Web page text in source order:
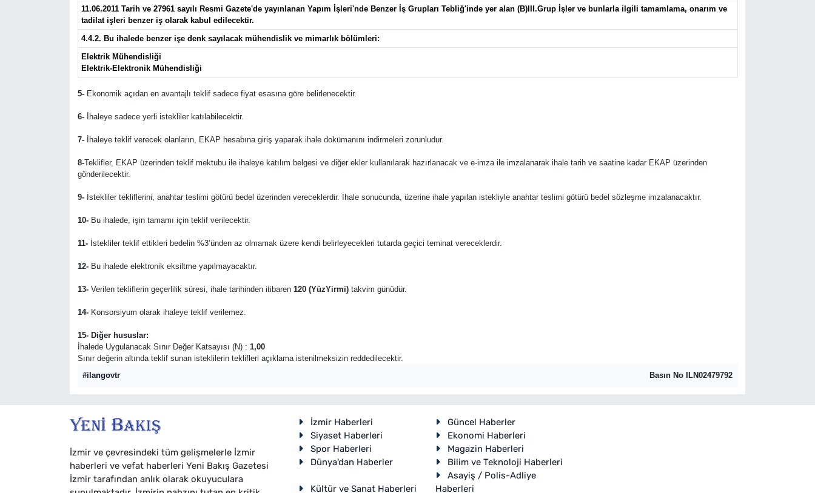
11.06.2011 Tarih ve 27961 sayılı Resmi Gazete'de yayınlanan Yapım İşleri'nde Benzer İş Grupları Tebliğ'inde yer alan (B)III.Grup İşler ve bunlarla ilgili tamamlama, onarım ve
tadilat işleri benzer iş olarak kabul edilecektir.
4.4.2. Bu ihalede benzer işe denk sayılacak mühendislik ve mimarlık bölümleri:
Elektrik Mühendisliği
Elektrik-Elektronik Mühendisliği
5-Ekonomik açıdan en avantajlı teklif sadece fiyat esasına göre belirlenecektir.
6- İhaleye sadece yerli istekliler katılabilecektir.
7-İhaleye teklif verecek olanların, EKAP hesabına giriş yaparak ihale dokümanını indirmeleri zorunludur.
8-Teklifler, EKAP üzerinden teklif mektubu ile ihaleye katılım belgesi ve diğer ekler kullanılarak hazırlanacak ve e-imza ile imzalanarak ihale tarih ve saatine kadar EKAP üzerinden
gönderilecektir.
9-İstekliler tekliflerini, anahtar teslimi götürü bedel üzerinden vereceklerdir. İhale sonucunda, üzerine ihale yapılan istekliyle anahtar teslimi götürü bedel sözleşme imzalanacaktır.
10-Bu ihalede, işin tamamı için teklif verilecektir.
11-İstekliler teklif ettikleri bedelin %3’ünden az olmamak üzere kendi belirleyecekleri tutarda geçici teminat vereceklerdir.
12- Bu ihalede elektronik eksiltme yapılmayacaktır.
13-Verilen tekliflerin geçerlilik süresi, ihale tarihinden itibaren 120 (YüzYirmi)takvim günüdür.
14-Konsorsiyum olarak ihaleye teklif verilemez.
15- Diğer hususlar:
İhalede Uygulanacak Sınır Değer Katsayısı (N) : 1,00
Sınır değerin altında teklif sunan isteklilerin teklifleri açıklama istenilmeksizin reddedilecektir.
#ilangovtr
Basın No ILN02479792
İzmir ve çevresindeki tüm gelişmelerle İzmir
haberleri ve vefat haberleri Yeni Bakış Gazetesi
İzmir tarafından anlık olarak okuyuculara
İzmir Haberleri
Güncel Haberler
Siyaset Haberleri
Ekonomi Haberleri
Spor Haberleri
Magazin Haberleri
Dünya'dan Haberler
Bilim ve Teknoloji Haberleri
Kültür ve Sanat Haberleri
Asayiş / Polis-Adliye
Haberleri